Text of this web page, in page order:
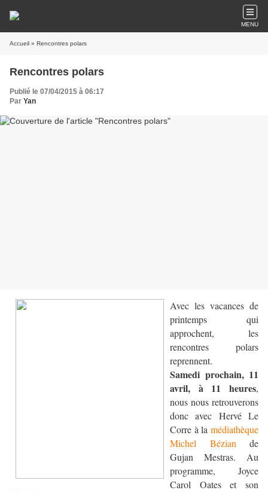
MENU
Accueil » Rencontres polars
Rencontres polars
Publié le 07/04/2015 à 06:17
Par Yan
Avec les vacances de
printemps qui
approchent, les
rencontres polars
reprennent.
Samedi prochain, 11
avril, à 11 heures,
nous nous retrouverons
donc avec Hervé Le
Corre à la médiathèque
Michel Bézian de
Gujan Mestras. Au
programme, Joyce
Carol Oates et son